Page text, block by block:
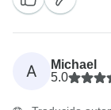
A
Michael
5.0